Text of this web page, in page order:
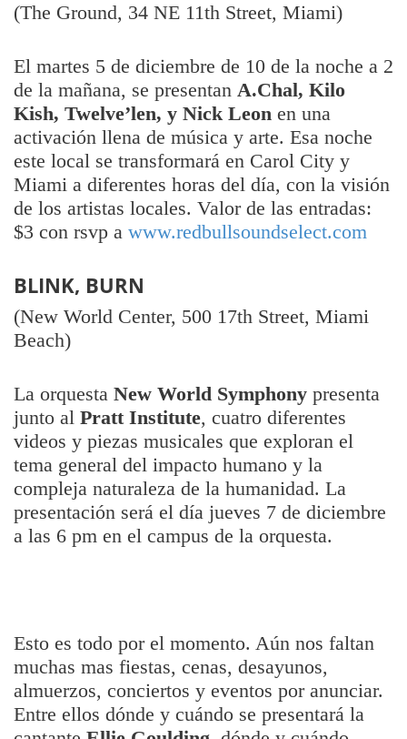
(The Ground, 34 NE 11th Street, Miami)
El martes 5 de diciembre de 10 de la noche a 2
de la mañana, se presentan A.Chal, Kilo
Kish, Twelve’len, y Nick Leon en una
activación llena de música y arte. Esa noche
este local se transformará en Carol City y
Miami a diferentes horas del día, con la visión
de los artistas locales. Valor de las entradas:
$3 con rsvp a www.redbullsoundselect.com
BLINK, BURN
(New World Center, 500 17th Street, Miami
Beach)
La orquesta New World Symphony presenta
junto al Pratt Institute, cuatro diferentes
videos y piezas musicales que exploran el
tema general del impacto humano y la
compleja naturaleza de la humanidad. La
presentación será el día jueves 7 de diciembre
a las 6 pm en el campus de la orquesta.
Esto es todo por el momento. Aún nos faltan
muchas mas fiestas, cenas, desayunos,
almuerzos, conciertos y eventos por anunciar.
Entre ellos dónde y cuándo se presentará la